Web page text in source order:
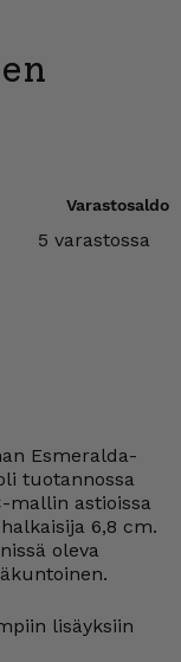
Varastosaldo
5 varastossa
Esmeralda-
tuotannossa
mallin astioissa
6,8 cm.
oleva
lisäyksiin